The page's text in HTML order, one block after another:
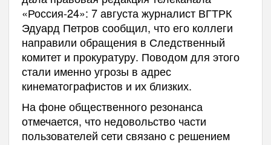
«Россия-24»: 7 августа журналист ВГТРК
Эдуард Петров сообщил, что его коллеги
направили обращения в Следственный
комитет и прокуратуру. Поводом для этого
стали именно угрозы в адрес
кинематографистов и их близких.
На фоне общественного резонанса
отмечается, что недовольство части
пользователей сети связано с решением